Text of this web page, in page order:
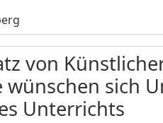
von
wünschen sich
Unterrichts